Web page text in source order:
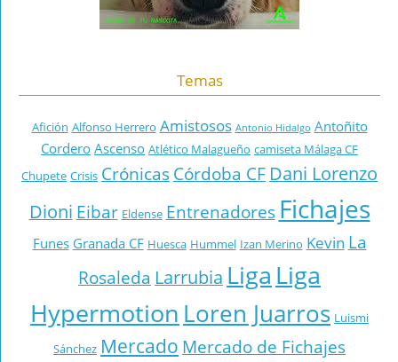
Temas
Afición Alfonso Herrero Amistosos Antonio Hidalgo Antoñito
CorderoAscenso Atlético Malagueño camiseta Málaga CF
Chupete Crisis Crónicas Córdoba CF Dani Lorenzo
Dioni Eibar Eldense Entrenadores Fichajes
Funes Granada CF Huesca Hummel Izan Merino Kevin La
Rosaleda Larrubia Liga Liga
Hypermotion Loren Juarros Luismi
Sánchez Mercado Mercado de Fichajes